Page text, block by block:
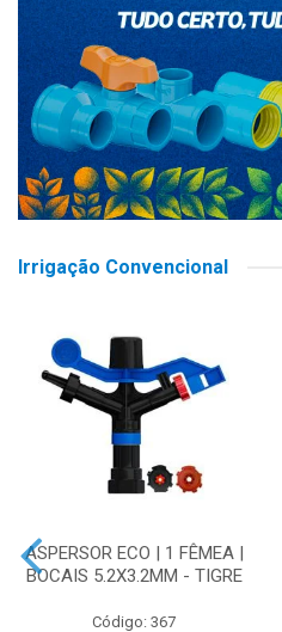
Irrigação Convencional
ASPERSOR ECO | 1 FÊMEA |
BOCAIS 5.2X3.2MM - TIGRE
Código: 367